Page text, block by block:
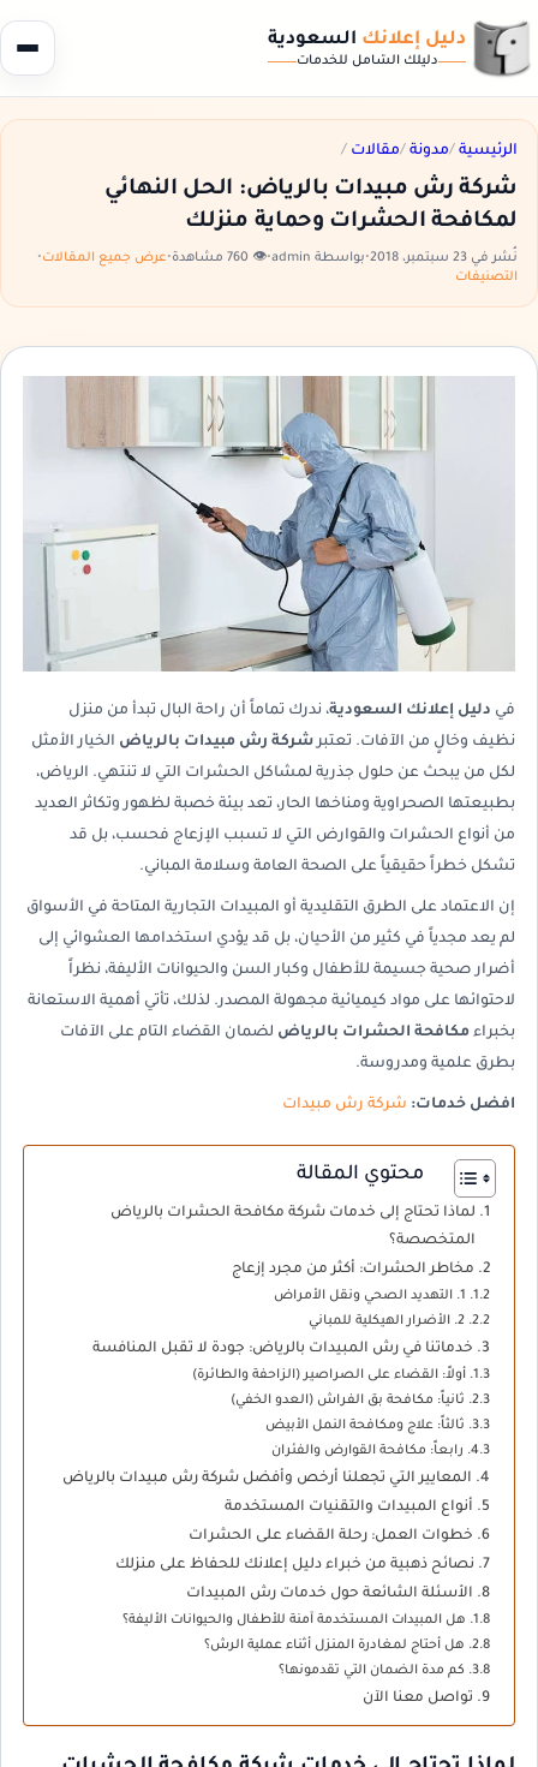
دليل إعلانك السعودية
دليلك الشامل للخدمات
الرئيسية /مدونة /مقالات /
شركة رش مبيدات بالرياض: الحل النهائي
لمكافحة الحشرات وحماية منزلك
نُشر في 23 سبتمبر، 2018 •بواسطة admin •👁️ 760 مشاهدة •عرض جميع المقالات•
التصنيفات
في دليل إعلانك السعودية، ندرك تماماً أن راحة البال تبدأ من منزل
نظيف وخالٍ من الآفات. تعتبرشركة رش مبيدات بالرياض الخيار الأمثل
لكل من يبحث عن حلول جذرية لمشاكل الحشرات التي لا تنتهي. الرياض،
بطبيعتها الصحراوية ومناخها الحار، تعد بيئة خصبة لظهور وتكاثر العديد
من أنواع الحشرات والقوارض التي لا تسبب الإزعاج فحسب، بل قد
تشكل خطراً حقيقياً على الصحة العامة وسلامة المباني.
إن الاعتماد على الطرق التقليدية أو المبيدات التجارية المتاحة في الأسواق
لم يعد مجدياً في كثير من الأحيان، بل قد يؤدي استخدامها العشوائي إلى
أضرار صحية جسيمة للأطفال وكبار السن والحيوانات الأليفة، نظراً
لاحتوائها على مواد كيميائية مجهولة المصدر. لذلك، تأتي أهمية الاستعانة
بخبراء مكافحة الحشرات بالرياض لضمان القضاء التام على الآفات
بطرق علمية ومدروسة.
افضل خدمات: شركة رش مبيدات
محتوي المقالة
لماذا تحتاج إلى خدمات شركة مكافحة الحشرات بالرياض
المتخصصة؟
مخاطر الحشرات: أكثر من مجرد إزعاج
1. التهديد الصحي ونقل الأمراض
2. الأضرار الهيكلية للمباني
خدماتنا في رش المبيدات بالرياض: جودة لا تقبل المنافسة
أولاً: القضاء على الصراصير (الزاحفة والطائرة)
ثانياً: مكافحة بق الفراش (العدو الخفي)
ثالثاً: علاج ومكافحة النمل الأبيض
رابعاً: مكافحة القوارض والفئران
المعايير التي تجعلنا أرخص وأفضل شركة رش مبيدات بالرياض
أنواع المبيدات والتقنيات المستخدمة
خطوات العمل: رحلة القضاء على الحشرات
نصائح ذهبية من خبراء دليل إعلانك للحفاظ على منزلك
الأسئلة الشائعة حول خدمات رش المبيدات
هل المبيدات المستخدمة آمنة للأطفال والحيوانات الأليفة؟
هل أحتاج لمغادرة المنزل أثناء عملية الرش؟
كم مدة الضمان التي تقدمونها؟
تواصل معنا الآن